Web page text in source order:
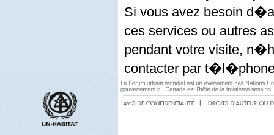
Si vous avez besoin
ces services ou autres
pendant votre visite,
contacter par